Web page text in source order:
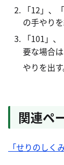
「12」、
の手やり
「101」
要な場合
やりを出す
関連ペ
「せりのしく